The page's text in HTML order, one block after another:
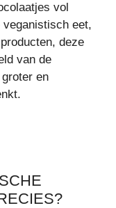
vol
eet,
deze
van de
en